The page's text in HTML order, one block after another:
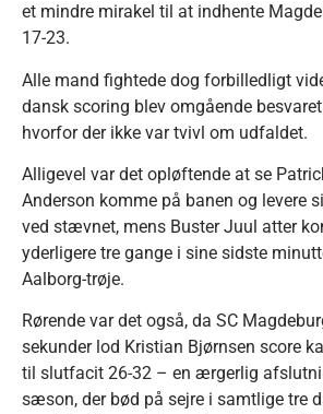
et mindre mirakel til at indhente
17-23.
Alle mand fightede dog forbilledligt
dansk scoring blev omgående
hvorfor der ikke var tvivl om udfaldet.
Alligevel var det opløftende at se
Anderson komme på banen og levere
ved stævnet, mens Buster Juul atter
yderligere tre gange i sine sidste
Aalborg-trøje.
Rørende var det også, da SC
sekunder lod Kristian Bjørnsen score
til slutfacit 26-32 – en ærgerlig
sæson, der bød på sejre i samtlige tre